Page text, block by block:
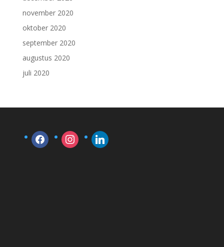
november 2020
oktober 2020
september 2020
augustus 2020
juli 2020
facebook instagramlinkedin